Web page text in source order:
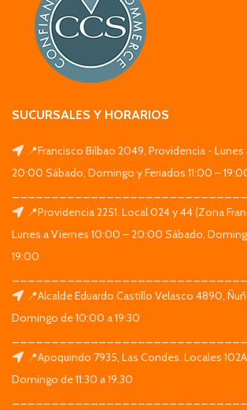
SUCURSALES Y HORARIOS
📍Francisco Bilbao 2049, Providencia -
20:00 Sábado, Domingo y Feriados 11:00 –
📍Providencia 2251. Local 024 y 44 (Zona
Lunes a Viernes 10:00 – 20:00 Sábado,
19:00
📍Alcalde Eduardo Castillo Velasco 4890,
Domingo de 10:00 a 19:30
📍Apoquindo 7935, Las Condes. Locales
Domingo de 11:30 a 19:30